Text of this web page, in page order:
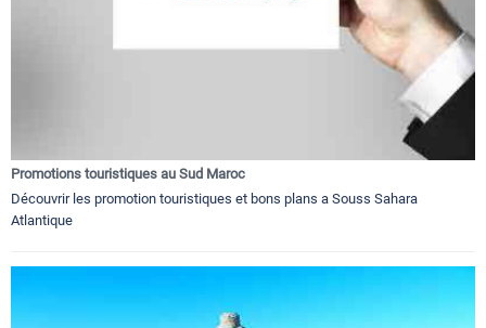
Promotions touristiques au Sud Maroc
Découvrir les promotion touristiques et bons plans a Souss Sahara
Atlantique